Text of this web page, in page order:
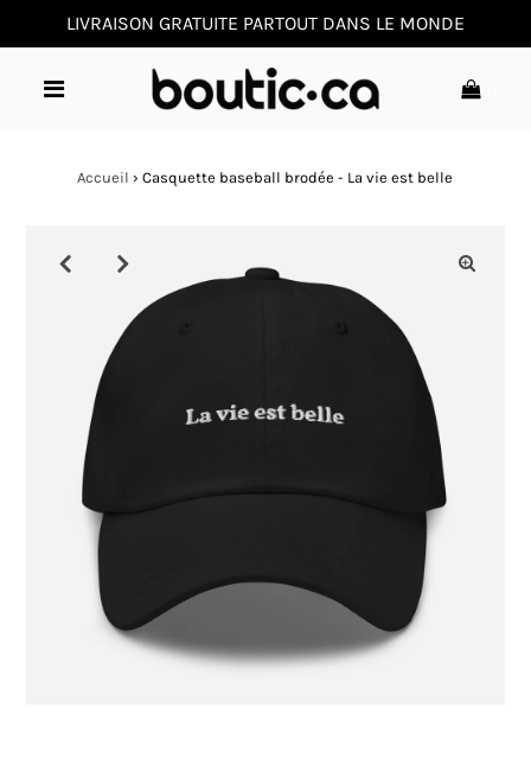
LIVRAISON GRATUITE PARTOUT DANS LE MONDE
Accueil › Casquette baseball brodée - La vie est belle